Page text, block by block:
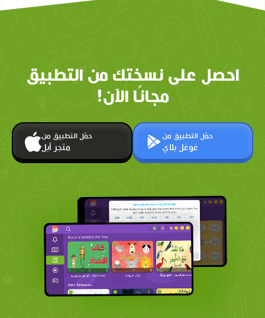
احصل على نسختك من التطبيق
مجانًا الآن!
حمّل التطبيق من
متجر أبل
حمّل التطبيق من
غوغل بلاي